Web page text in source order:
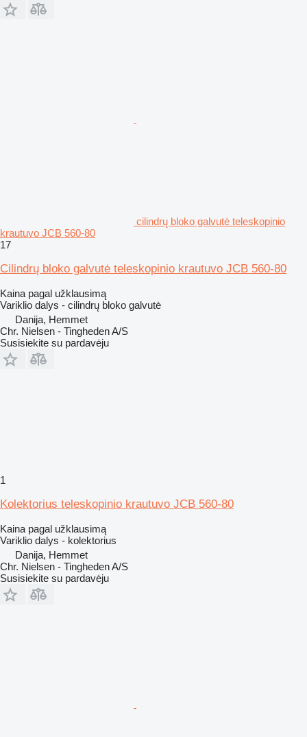
cilindrų bloko galvutė teleskopinio
krautuvo JCB 560-80
17
Cilindrų bloko galvutė teleskopinio krautuvo JCB 560-80
Kaina pagal užklausimą
Variklio dalys - cilindrų bloko galvutė
Danija, Hemmet
Chr. Nielsen - Tingheden A/S
Susisiekite su pardavėju
1
Kolektorius teleskopinio krautuvo JCB 560-80
Kaina pagal užklausimą
Variklio dalys - kolektorius
Danija, Hemmet
Chr. Nielsen - Tingheden A/S
Susisiekite su pardavėju